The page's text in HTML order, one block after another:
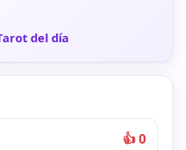
del día
👍 0